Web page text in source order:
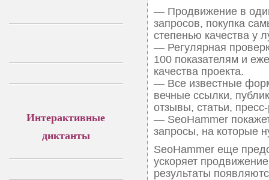
— Продвижение в
запросов, покупка
степенью качества у
— Регулярная
100 показателям и
качества проекта.
— Все известные
вечные ссылки,
отзывы, статьи,
— SeoHammer
запросы, на которые
SeoHammer еще
ускоряет
результаты
Интерактивные
диктанты